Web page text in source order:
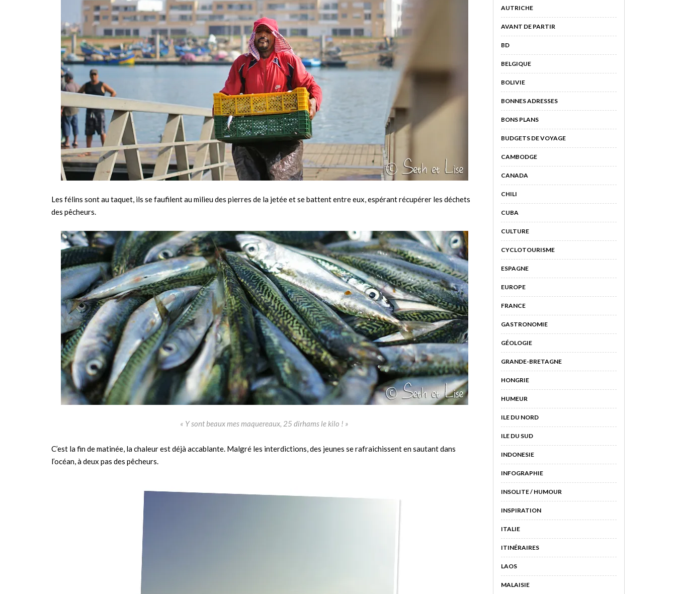
Les félins sont au taquet, ils se faufilent au milieu des pierres de la jetée et se battent entre eux, espérant récupérer les déchets
des pêcheurs.
« Y sont beaux mes maquereaux, 25 dirhams le kilo ! »
C’est la fin de matinée, la chaleur est déjà accablante. Malgré les interdictions, des jeunes se rafraichissent en sautant dans
l’océan, à deux pas des pêcheurs.
AUTRICHE
AVANT DE PARTIR
BD
BELGIQUE
BOLIVIE
BONNES ADRESSES
BONS PLANS
BUDGETS DE VOYAGE
CAMBODGE
CANADA
CHILI
CUBA
CULTURE
CYCLOTOURISME
ESPAGNE
EUROPE
FRANCE
GASTRONOMIE
GÉOLOGIE
GRANDE-BRETAGNE
HONGRIE
HUMEUR
ILE DU NORD
ILE DU SUD
INDONESIE
INFOGRAPHIE
INSOLITE / HUMOUR
INSPIRATION
ITALIE
ITINÉRAIRES
LAOS
MALAISIE